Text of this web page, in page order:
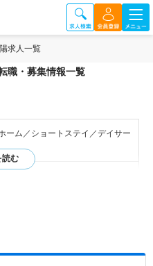
求人一覧
職・募集情報一覧
ーム／ショートステイ／デイサー
って向き合うことを基本理念とし